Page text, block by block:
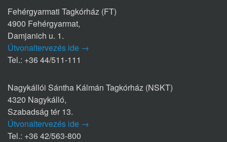
Fehérgyarmati Tagkórház (FT)
4900 Fehérgyarmat,
Damjanich u. 1.
Útvonaltervezés ide →
Tel.: +36 44/511-111
Nagykállói Sántha Kálmán Tagkórház (NSKT)
4320 Nagykálló,
Szabadság tér 13.
Útvonaltervezés ide →
Tel.: +36 42/563-800